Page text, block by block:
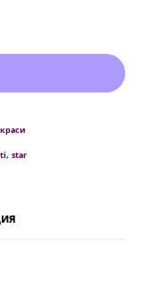
, star